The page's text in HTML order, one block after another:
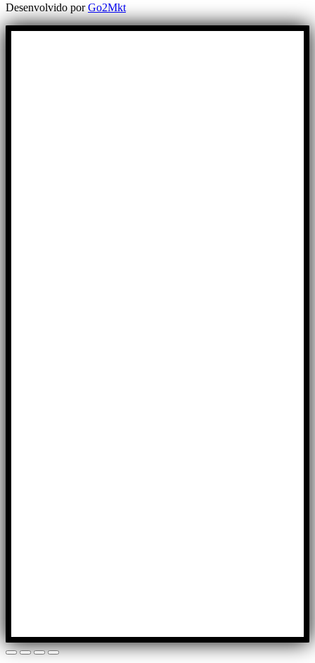
Desenvolvido porGo2Mkt